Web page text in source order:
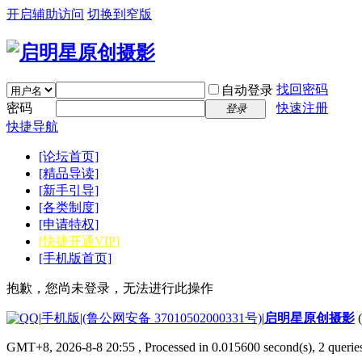
开启辅助访问 切换到窄版
自动登录 找回密码
密码
登录
快速注册
快捷导航
[论坛首页]
[精品导读]
[新手引导]
[各类制度]
[申请特权]
[快捷开通VIP]
[手机版首页]
抱歉，您尚未登录，无法进行此操作
|手机版|(鲁公网安备 37010502000331号)|启明星原创摄影
GMT+8, 2026-8-8 20:55 , Processed in 0.015600 second(s), 2